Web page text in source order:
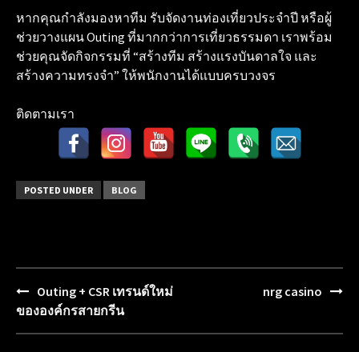
หากคุณกำลังมองหาทีม รับจัดงานท่องเที่ยวประจำปี หรือผู้
ช่วยวางแผน Outing ที่มากกว่าการเที่ยวธรรมดา เราพร้อม
ช่วยคุณจัดกิจกรรมที่ “สร้างทีม สร้างแรงบันดาลใจ และ
สร้างความทรงจำ” ให้พนักงานได้แบบครบวงจร
ติดตามเรา
POSTED UNDER BLOG
Post
navigation
Outing + CSR เทรนด์ใหม่
ขององค์กรสายกรีน
nrg casino